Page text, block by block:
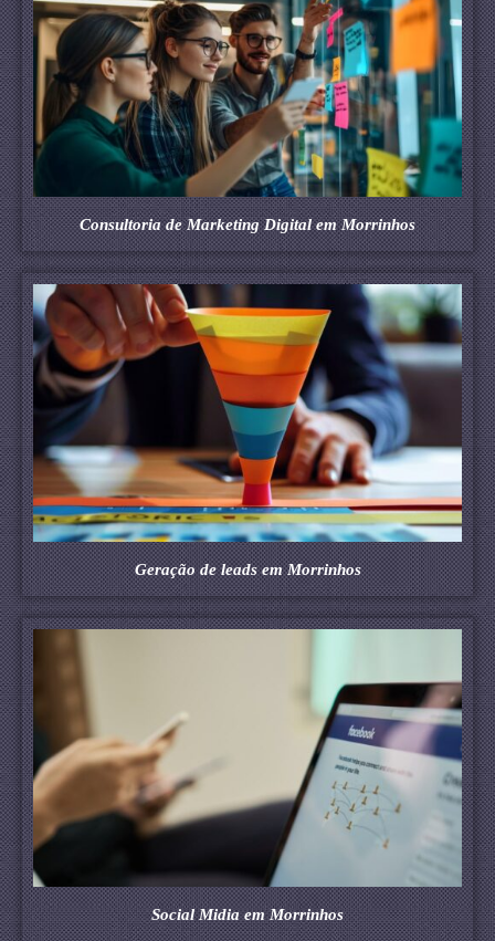
Consultoria de Marketing Digital em Morrinhos
Geração de leads em Morrinhos
Social Midia em Morrinhos